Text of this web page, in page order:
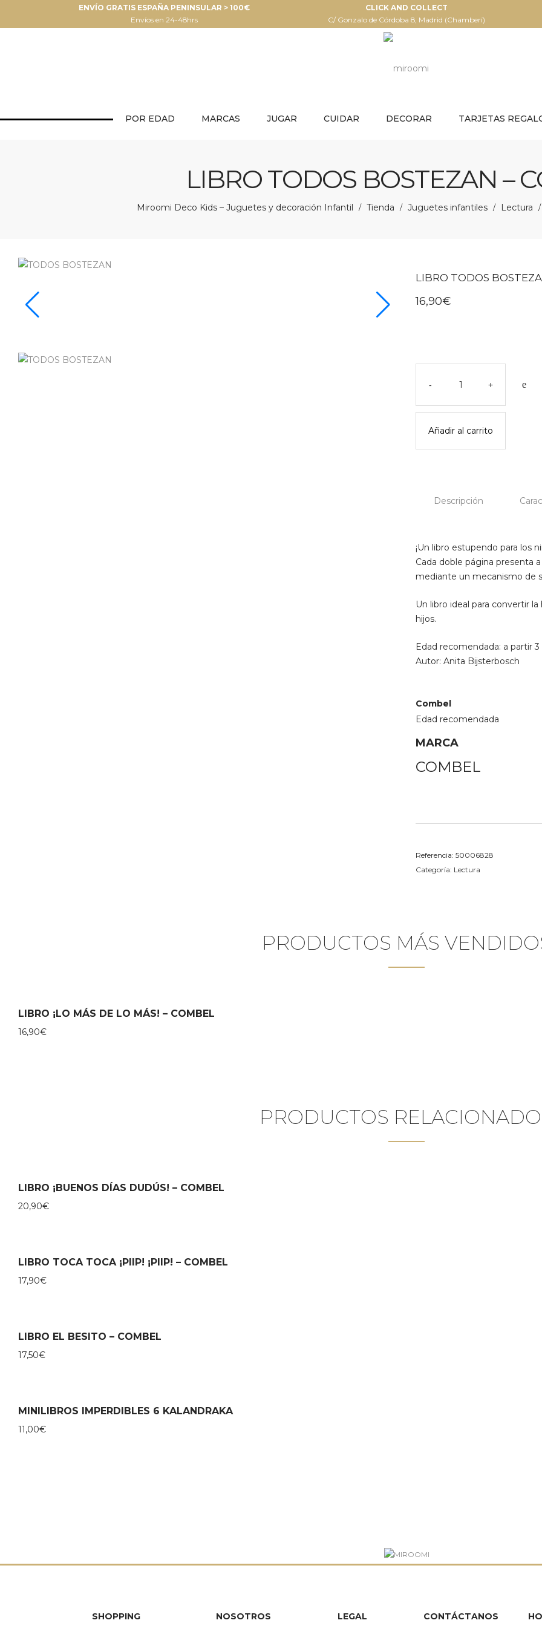
ENVÍO GRATIS ESPAÑA PENINSULAR > 100€
Envíos en 24-48hrs
CLICK AND COLLECT
C/ Gonzalo de Córdoba 8, Madrid (Chamberí)
POR EDAD MARCAS JUGAR CUIDAR DECORAR TARJETAS
LIBRO TODOS BOSTEZAN –
Miroomi Deco Kids – Juguetes y decoración Infantil / Tienda / Juguetes infantiles / Lectura /
LIBRO TODOS
16,90€
-
todos
-
combel
+
Añadir al carrito
Descripción
¡Un libro estupendo para los
Cada doble página presenta
mediante un mecanismo de
Un libro ideal para convertir
hijos.
Edad recomendada: a partir 3
Autor: Anita Bijsterbosch
Combel
Edad recomendada
MARCA
COMBEL
Referencia: 50006828
Categoría: Lectura
PRODUCTOS MÁS
LIBRO ¡LO MÁS DE LO MÁS! – COMBEL
16,90€
PRODUCTOS
LIBRO ¡BUENOS DÍAS DUDÚS! – COMBEL
20,90€
LIBRO TOCA TOCA ¡PIIP! ¡PIIP! – COMBEL
17,90€
LIBRO EL BESITO – COMBEL
17,50€
MINILIBROS IMPERDIBLES 6 KALANDRAKA
11,00€
SHOPPING NOSOTROS LEGAL CONTÁCTANOS